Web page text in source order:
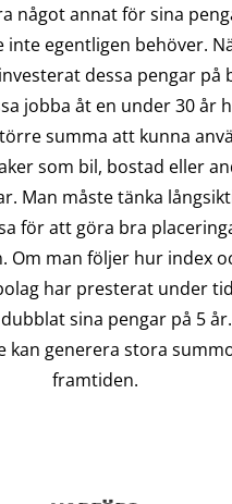
något annat för sina
inte egentligen behöver.
dessa pengar på
jobba åt en under 30 år
summa att kunna
som bil, bostad eller
Man måste tänka
för att göra bra
Om man följer hur index
har presterat under
sina pengar på 5
kan generera stora
framtiden.